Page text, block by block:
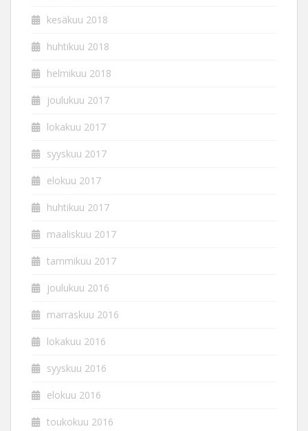
kesäkuu 2018
huhtikuu 2018
helmikuu 2018
joulukuu 2017
lokakuu 2017
syyskuu 2017
elokuu 2017
huhtikuu 2017
maaliskuu 2017
tammikuu 2017
joulukuu 2016
marraskuu 2016
lokakuu 2016
syyskuu 2016
elokuu 2016
toukokuu 2016